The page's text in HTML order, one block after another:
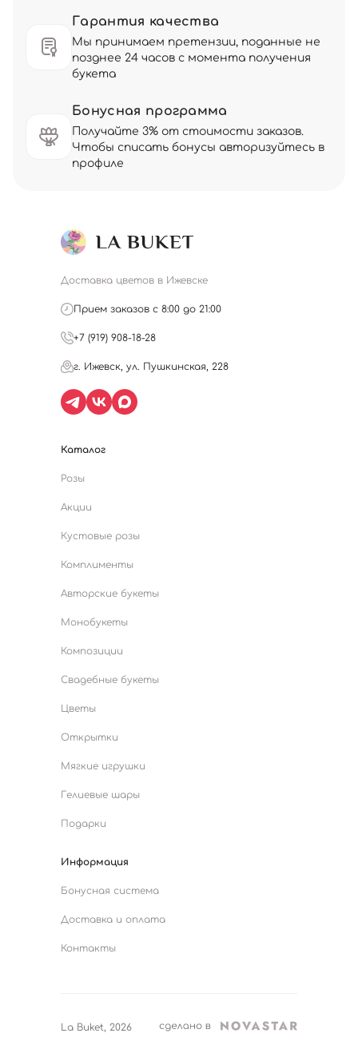
Гарантия качества
Мы принимаем претензии, поданные не
позднее 24 часов с момента получения
букета
Бонусная программа
Получайте 3% от стоимости заказов.
Чтобы списать бонусы авторизуйтесь в
профиле
Доставка цветов в Ижевске
Прием заказов с 8:00 до 21:00
+7 (919) 908-18-28
г. Ижевск, ул. Пушкинская, 228
Каталог
Розы
Акции
Кустовые розы
Комплименты
Авторские букеты
Монобукеты
Композиции
Свадебные букеты
Цветы
Открытки
Мягкие игрушки
Гелиевые шары
Подарки
Информация
Бонусная система
Доставка и оплата
Контакты
La Buket, 2026